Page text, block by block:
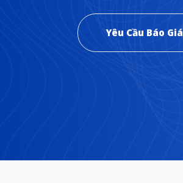
Yêu Cầu Báo Giá